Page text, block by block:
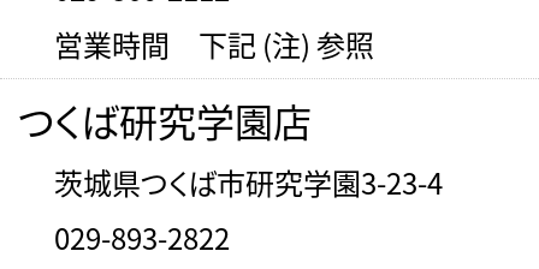
営業時間 下記 (注) 参照
つくば研究学園店
茨城県つくば市研究学園3-23-4
029-893-2822